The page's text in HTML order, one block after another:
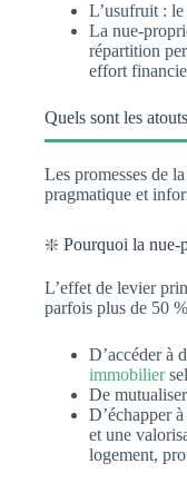
L’usufruit :
La nue-
répartition
effort
Quels sont les
Les promesses de
pragmatique et
❇️ Pourquoi la nue-
L’effet de levier
parfois plus de 50
D’accéder à
immobilier
De
D’échapper
et une
logement,